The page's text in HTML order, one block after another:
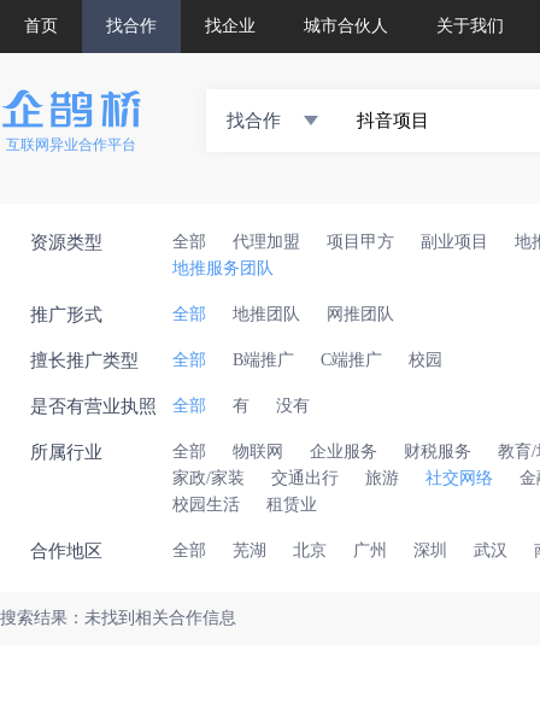
首页 找合作 找企业 城市合伙人 关于我们
互联网异业合作平台
找合作
资源类型 全部 代理加盟 项目甲方 副业项目
地
地推服务团队
推广形式 全部 地推团队 网推团队
擅长推广类型 全部 B端推广 C端推广 校园
是否有营业执照 全部 有 没有
所属行业 全部 物联网 企业服务 财税服务
教育/
家政/家装
交通出行 旅游 社交网络
金
校园生活
租赁业
合作地区 全部 芜湖 北京 广州 深圳 武汉
搜索结果：未找到相关合作信息